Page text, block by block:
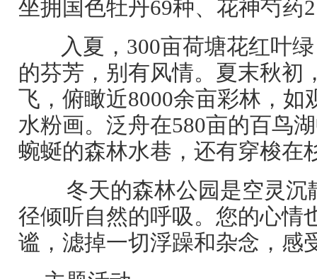
坐拥国色牡丹69种、花神芍药
入夏，300亩荷塘花红叶
的芬芳，别有风情。夏末秋初
飞，俯瞰近8000余亩彩林，
水粉画。泛舟在580亩的百鸟
蜿蜒的森林水巷，还有穿梭在
冬天的森林公园是空灵沉
径倾听自然的呼吸。您的心情
谧，滤掉一切浮躁和杂念，感